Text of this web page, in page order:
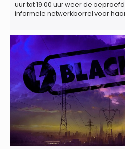
uur tot 19.00 uur weer de
informele netwerkborrel voor
Rotterdam